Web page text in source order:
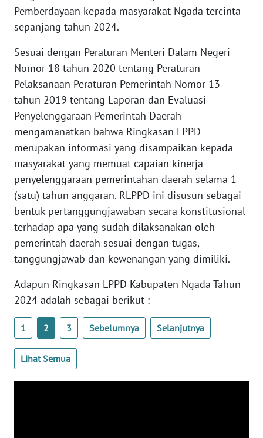
Pemberdayaan kepada masyarakat Ngada tercinta
sepanjang tahun 2024.
Sesuai dengan Peraturan Menteri Dalam Negeri
Nomor 18 tahun 2020 tentang Peraturan
Pelaksanaan Peraturan Pemerintah Nomor 13
tahun 2019 tentang Laporan dan Evaluasi
Penyelenggaraan Pemerintah Daerah
mengamanatkan bahwa Ringkasan LPPD
merupakan informasi yang disampaikan kepada
masyarakat yang memuat capaian kinerja
penyelenggaraan pemerintahan daerah selama 1
(satu) tahun anggaran. RLPPD ini disusun sebagai
bentuk pertanggungjawaban secara konstitusional
terhadap apa yang sudah dilaksanakan oleh
pemerintah daerah sesuai dengan tugas,
tanggungjawab dan kewenangan yang dimiliki.
Adapun Ringkasan LPPD Kabupaten Ngada Tahun
2024 adalah sebagai berikut :
1 2 3 Sebelumnya Selanjutnya
Lihat Semua
WN
WN
KEPRI
WN
PAPUA
WN
PAPUA
BARAT
WN
RIAU
WN
SERAMBI
WN
SULTRA